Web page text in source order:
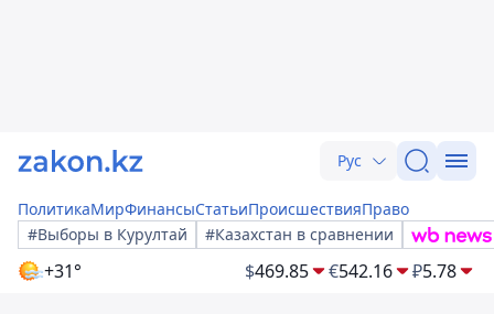
Рус
ПолитикаМирФинансыСтатьиПроисшествияПраво
#Выборы в Курултай
#Казахстан в сравнении
+31° $469.85 €542.16 ₽5.78